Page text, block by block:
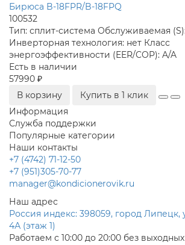
Бирюса B-18FPR/B-18FPQ
100532
Тип: сплит-система Обслуживаемая (S):
Инверторная технология: нет Класс
энергоэффективности (EER/COP): A/A
Есть в наличии
57990 ₽
В корзину
Купить в 1 клик
Информация
Служба поддержки
Популярные категории
Наши контакты
+7 (4742) 71-12-50
+7 (951)305-70-77
manager@kondicionerovik.ru
Наш адрес
Россия индекс: 398059, город
4А (этаж 1)
Работаем с 10:00 до 20:00 без выходных